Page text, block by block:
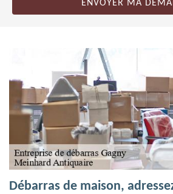
Débarras de maison,